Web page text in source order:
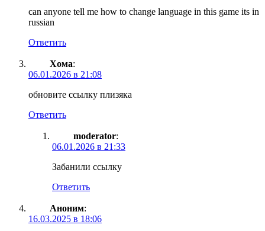
can anyone tell me how to change language in this game its in
russian
Ответить
Хома:
06.01.2026 в 21:08
обновите ссылку плизяка
Ответить
moderator:
06.01.2026 в 21:33
Забанили ссылку
Ответить
Аноним:
16.03.2025 в 18:06